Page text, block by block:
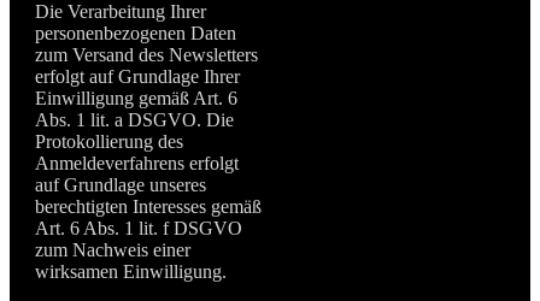
Die Verarbeitung Ihrer
personenbezogenen Daten
zum Versand des Newsletters
erfolgt auf Grundlage Ihrer
Einwilligung gemäß Art. 6
Abs. 1 lit. a DSGVO. Die
Protokollierung des
Anmeldeverfahrens erfolgt
auf Grundlage unseres
berechtigten Interesses gemäß
Art. 6 Abs. 1 lit. f DSGVO
zum Nachweis einer
wirksamen Einwilligung.